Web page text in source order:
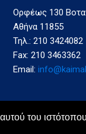
του
Ορφέως 130
Αθήνα 11855
Τηλ.: 210 3424082
Fax: 210 3463362
Email: